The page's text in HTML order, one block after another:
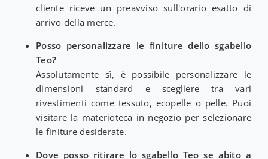
cliente riceve un preavviso sull'orario esatto di
arrivo della merce.
Posso personalizzare le finiture dello sgabello
Teo?
Assolutamente sì, è possibile personalizzare le
dimensioni standard e scegliere tra vari
rivestimenti come tessuto, ecopelle o pelle. Puoi
visitare la materioteca in negozio per selezionare
le finiture desiderate.
Dove posso ritirare lo sgabello Teo se abito a